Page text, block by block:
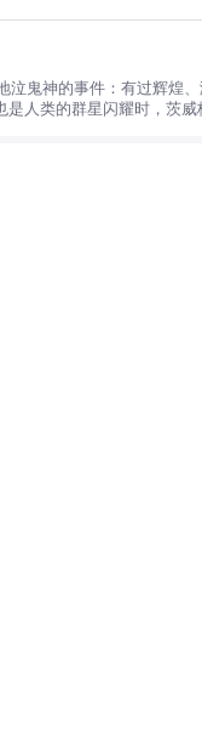
鬼神的事件：有过辉煌
人类的群星闪耀时，茨威